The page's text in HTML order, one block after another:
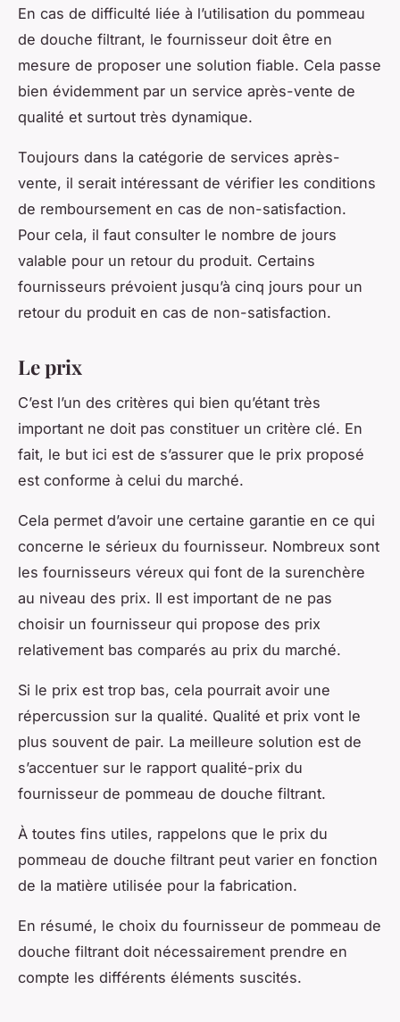
En cas de difficulté liée à l’utilisation du pommeau
de douche filtrant, le fournisseur doit être en
mesure de proposer une solution fiable. Cela passe
bien évidemment par un service après-vente de
qualité et surtout très dynamique.
Toujours dans la catégorie de services après-
vente, il serait intéressant de vérifier les conditions
de remboursement en cas de non-satisfaction.
Pour cela, il faut consulter le nombre de jours
valable pour un retour du produit. Certains
fournisseurs prévoient jusqu’à cinq jours pour un
retour du produit en cas de non-satisfaction.
Le prix
C’est l’un des critères qui bien qu’étant très
important ne doit pas constituer un critère clé. En
fait, le but ici est de s’assurer que le prix proposé
est conforme à celui du marché.
Cela permet d’avoir une certaine garantie en ce qui
concerne le sérieux du fournisseur. Nombreux sont
les fournisseurs véreux qui font de la surenchère
au niveau des prix. Il est important de ne pas
choisir un fournisseur qui propose des prix
relativement bas comparés au prix du marché.
Si le prix est trop bas, cela pourrait avoir une
répercussion sur la qualité. Qualité et prix vont le
plus souvent de pair. La meilleure solution est de
s’accentuer sur le rapport qualité-prix du
fournisseur de pommeau de douche filtrant.
À toutes fins utiles, rappelons que le prix du
pommeau de douche filtrant peut varier en fonction
de la matière utilisée pour la fabrication.
En résumé, le choix du fournisseur de pommeau de
douche filtrant doit nécessairement prendre en
compte les différents éléments suscités.